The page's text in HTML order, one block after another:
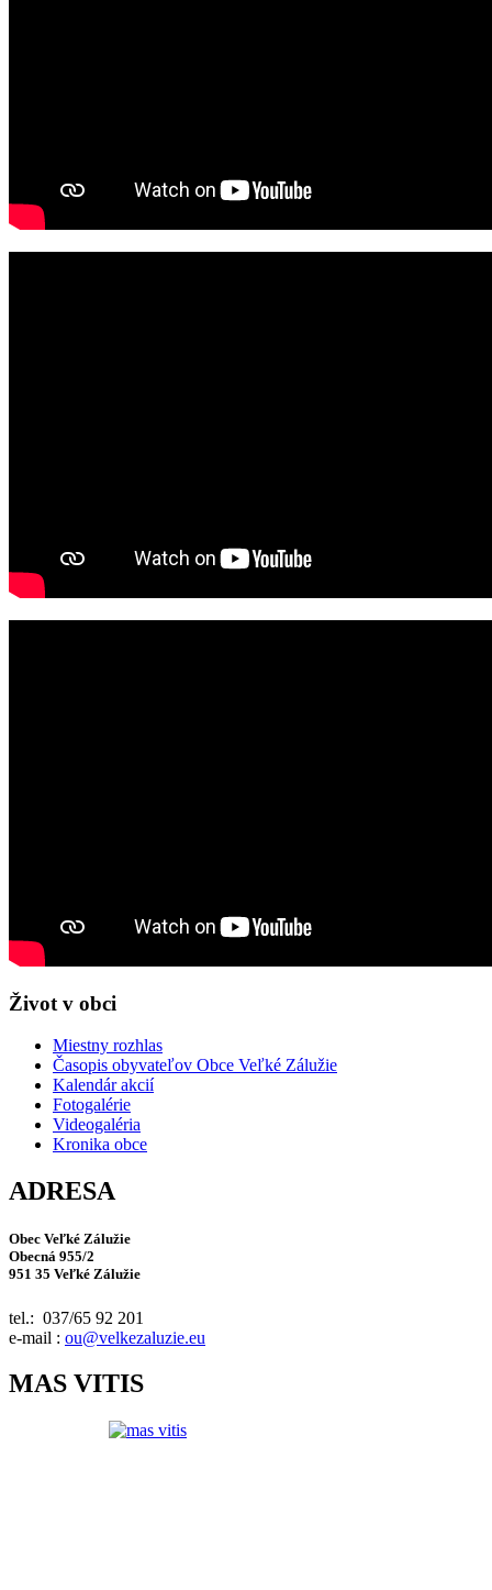
Život v obci
Miestny rozhlas
Časopis obyvateľov Obce Veľké Zálužie
Kalendár akcií
Fotogalérie
Videogaléria
Kronika obce
ADRESA
Obec Veľké Zálužie
Obecná 955/2
951 35 Veľké Zálužie
tel.: 037/65 92 201
e-mail : ou@velkezaluzie.eu
MAS VITIS